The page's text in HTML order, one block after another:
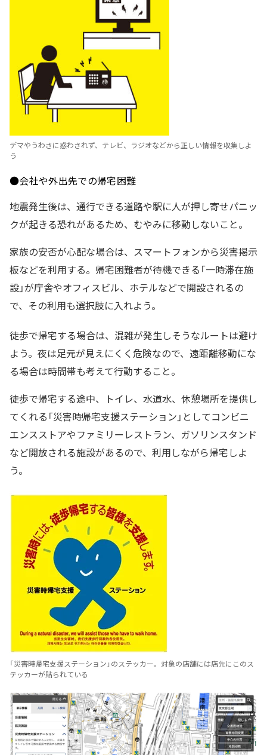
デマやうわさに惑わされず、テレビ、ラジオなどから正しい情報を収集しよ
う
●会社や外出先での帰宅困難
地震発生後は、通行できる道路や駅に人が押し寄せパニッ
クが起きる恐れがあるため、むやみに移動しないこと。
家族の安否が心配な場合は、スマートフォンから災害掲示
板などを利用する。帰宅困難者が待機できる「一時滞在施
設」が庁舎やオフィスビル、ホテルなどで開設されるの
で、その利用も選択肢に入れよう。
徒歩で帰宅する場合は、混雑が発生しそうなルートは避け
よう。夜は足元が見えにくく危険なので、遠距離移動にな
る場合は時間帯も考えて行動すること。
徒歩で帰宅する途中、トイレ、水道水、休憩場所を提供し
てくれる「災害時帰宅支援ステーション」としてコンビニ
エンスストアやファミリーレストラン、ガソリンスタンド
など開放される施設があるので、利用しながら帰宅しよ
う。
「災害時帰宅支援ステーション」のステッカー。対象の店舗には店先にこのス
テッカーが貼られている